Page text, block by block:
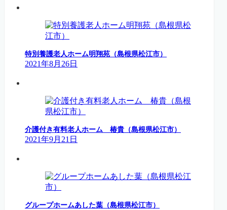
特別養護老人ホーム明翔苑（島根県松江市）
2021年8月26日
介護付き有料老人ホーム 椿貴（島根県松江市）
2021年9月21日
グループホームあした葉（島根県松江市）